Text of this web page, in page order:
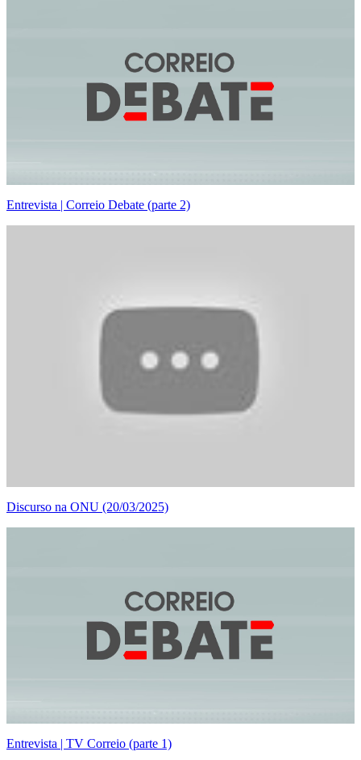
Entrevista | Correio Debate (parte 2)
Discurso na ONU (20/03/2025)
Entrevista | TV Correio (parte 1)